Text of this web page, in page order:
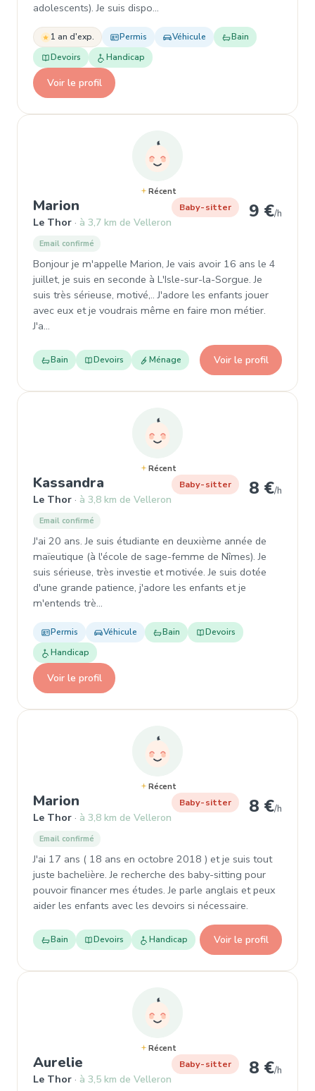
adolescents). Je suis dispo…
1 an d'exp. Permis Véhicule
Bain
Devoirs
Handicap
Voir le profil
Récent
Marion , Baby-sitter à Le Thor
Le Thor à 3,7 km de Velleron
Baby-sitter 9 €/h
Email confirmé
Bonjour je m'appelle Marion, Je vais avoir 16 ans le 4
juillet, je suis en seconde à L'Isle-sur-la-Sorgue. Je
suis très sérieuse, motivé,.. J'adore les enfants jouer
avec eux et je voudrais même en faire mon métier.
J'a…
Bain Devoirs Ménage Voir le profil
Récent
Kassandra , Baby-sitter à Le Thor
Le Thor à 3,8 km de Velleron
Baby-sitter 8 €/h
Email confirmé
J'ai 20 ans. Je suis étudiante en deuxième année de
maïeutique (à l'école de sage-femme de Nîmes). Je
suis sérieuse, très investie et motivée. Je suis dotée
d'une grande patience, j'adore les enfants et je
m'entends trè…
Permis Véhicule Bain
Devoirs
Handicap
Voir le profil
Récent
Marion , Baby-sitter à Le Thor
Le Thor à 3,8 km de Velleron
Baby-sitter 8 €/h
Email confirmé
J'ai 17 ans ( 18 ans en octobre 2018 ) et je suis tout
juste bachelière. Je recherche des baby-sitting pour
pouvoir financer mes études. Je parle anglais et peux
aider les enfants avec les devoirs si nécessaire.
Bain Devoirs Handicap Voir le profil
Récent
Aurelie , Baby-sitter à Le Thor
Le Thor à 3,5 km de Velleron
Baby-sitter 8 €/h